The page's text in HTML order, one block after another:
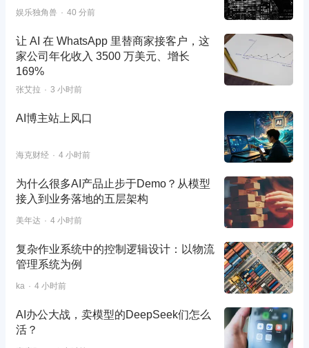
娱乐独角兽 40 分前
让 AI 在 WhatsApp 里替商家接客户，这
家公司年化收入 3500 万美元、增长
169%
张艾拉 3 小时前
AI博主站上风口
海克财经 4 小时前
为什么很多AI产品止步于Demo？从模型
接入到业务落地的五层架构
美年达 4 小时前
复杂作业系统中的控制逻辑设计：以物流
管理系统为例
ka 4 小时前
AI办公大战，卖模型的DeepSeek们怎么
活？